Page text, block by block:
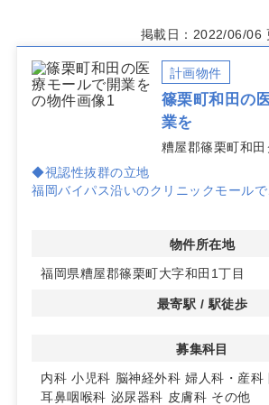
掲載日：2022/06/06
計画物件
篠栗町和田の
業を
糟屋郡篠栗町和
◆視認性抜群の立地
福岡バイパス沿いのクリニックモールで
の視認性が高く、地域の方々に親しま
心療内科や整形外科が既に内定しており
ータも良好です。小児科や婦人科など幅
駐車場が完備されており、患者様が車で
に行えます。詳細はお問い合わせくださ
物件所在地
福岡県糟屋郡篠栗町大字和田1丁目
最寄駅 / 駅徒歩
募集科目
内科 小児科 脳神経外科 婦人科・産科
耳鼻咽喉科 泌尿器科 皮膚科 その他